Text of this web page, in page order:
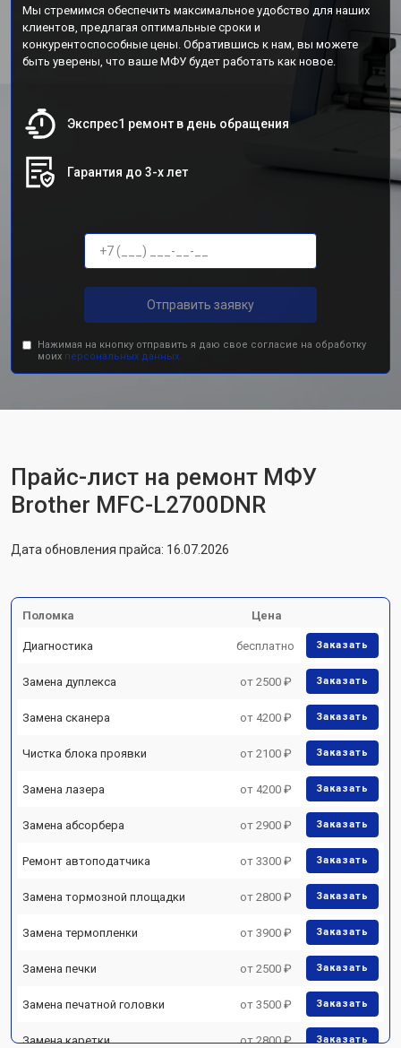
Мы стремимся обеспечить максимальное удобство для наших
клиентов, предлагая оптимальные сроки и
конкурентоспособные цены. Обратившись к нам, вы можете
быть уверены, что ваше МФУ будет работать как новое.
Экспрес1 ремонт в день обращения
Гарантия до 3-х лет
Отправить заявку
Нажимая на кнопку отправить я даю свое согласие на обработку
моих персональных данных.
Прайс-лист на ремонт МФУ
Brother MFC-L2700DNR
Дата обновления прайса: 16.07.2026
Поломка Цена
Диагностика бесплатно Заказать
Замена дуплекса от 2500 ₽ Заказать
Замена сканера от 4200 ₽ Заказать
Чистка блока проявки от 2100 ₽ Заказать
Замена лазера от 4200 ₽ Заказать
Замена абсорбера от 2900 ₽ Заказать
Ремонт автоподатчика от 3300 ₽ Заказать
Замена тормозной площадки от 2800 ₽ Заказать
Замена термопленки от 3900 ₽ Заказать
Замена печки от 2500 ₽ Заказать
Замена печатной головки от 3500 ₽ Заказать
Замена каретки от 2800 ₽ Заказать